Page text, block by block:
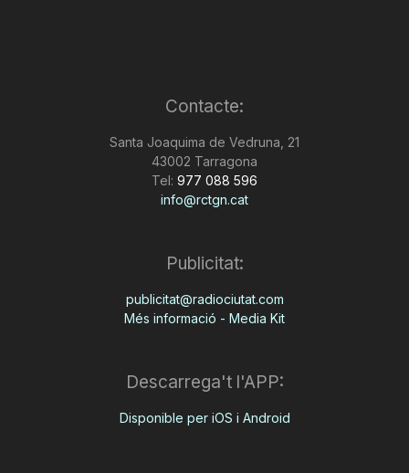
Contacte:
Santa Joaquima de Vedruna, 21
43002 Tarragona
Tel: 977 088 596
info@rctgn.cat
Publicitat:
publicitat@radiociutat.com
Més informació - Media Kit
Descarrega't l'APP:
Disponible per iOS i Android